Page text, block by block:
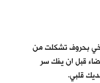
بحروف تشكلت من
قبل ان يفك سر
قلبي.